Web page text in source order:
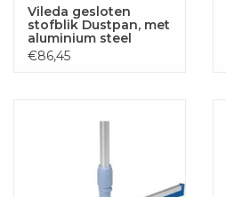
Vileda gesloten
stofblik Dustpan, met
aluminium steel
€86,45